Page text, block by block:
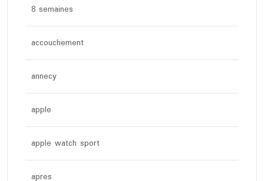
8 semaines
accouchement
annecy
apple
apple watch sport
apres